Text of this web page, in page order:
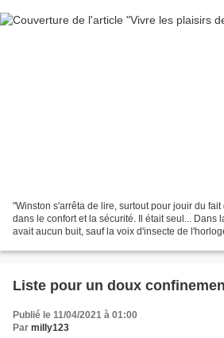
"Winston s'arrêta de lire, surtout pour jouir du
dans le confort et la sécurité. Il était seul... Dans
avait aucun buit, sauf la voix d'insecte de
Liste pour un doux
Publié le 11/04/2021 à 01:00
Par milly123